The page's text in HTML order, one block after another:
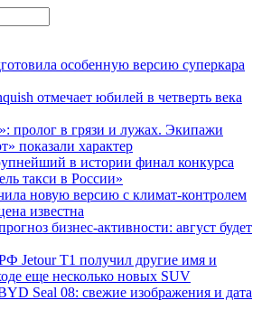
особенную версию суперкара
отмечает юбилей в четверть века
пролог в грязи и лужах. Экипажи
показали характер
в истории финал конкурса
такси в России»
новую версию с климат-контролем
известна
бизнес-активности: август будет
Jetour T1 получил другие имя и
еще несколько новых SUV
Seal 08: свежие изображения и дата